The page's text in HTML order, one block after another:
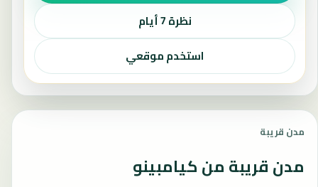
نظرة 7 أيام
استخدم موقعي
مدن قريبة
مدن قريبة من كيامبينو